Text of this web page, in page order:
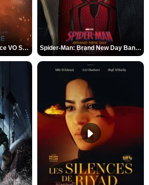
L'Odyssée Bande-annonce VO STFR Spider-Man: Brand New Day Bande-annonce VO STFR